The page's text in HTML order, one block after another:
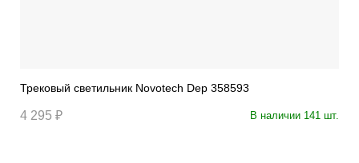
Трековый светильник Novotech Dep 358593
4 295 ₽ В наличии 141 шт.